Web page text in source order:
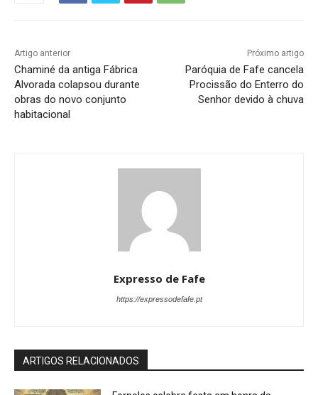
Artigo anterior
Chaminé da antiga Fábrica
Alvorada colapsou durante
obras do novo conjunto
habitacional
Próximo artigo
Paróquia de Fafe cancela
Procissão do Enterro do
Senhor devido à chuva
Expresso de Fafe
https://expressodefafe.pt
ARTIGOS RELACIONADOS